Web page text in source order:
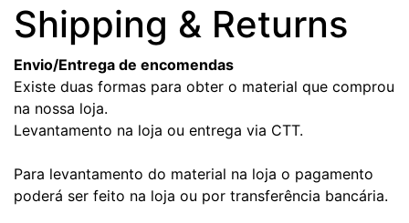
Shipping & Returns
Envio/Entrega de encomendas
Existe duas formas para obter o material que comprou
na nossa loja.
Levantamento na loja ou entrega via CTT.
Para levantamento do material na loja o pagamento
poderá ser feito na loja ou por transferência bancária.